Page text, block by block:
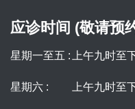
应诊时间 (敬请预
星期一至五 : 上午九时至
星期六 : 上午九时至